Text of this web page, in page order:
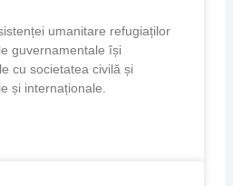
umanitare refugiaților
guvernamentale își
cu societatea civilă și
și internaționale.